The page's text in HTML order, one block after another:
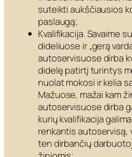
suteikti aukščiausios
paslaugą;
Kvalifikacija. Savaime
dideliuose ir „gerą
autoservisuose dirba
didelę patirtį turintys
nuolat mokosi ir kelia
Mažuose, mažai kam
autoservisuose dirba
kurių kvalifikacija
renkantis autoservisą,
ten dirbančių